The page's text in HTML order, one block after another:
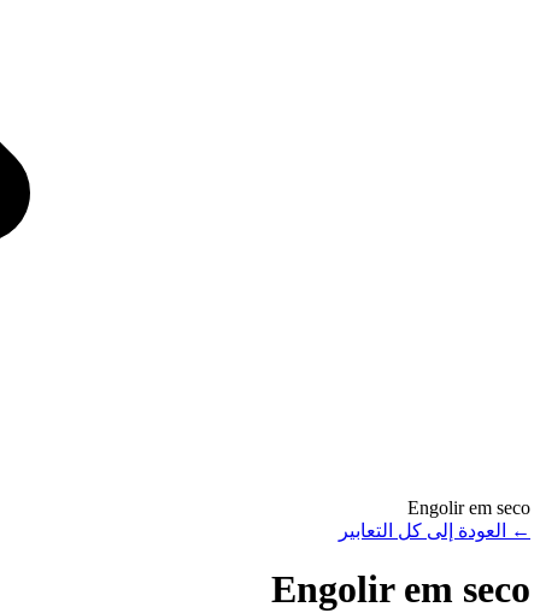
Engolir em seco
←
العودة إلى كل التعابير
Engolir em seco